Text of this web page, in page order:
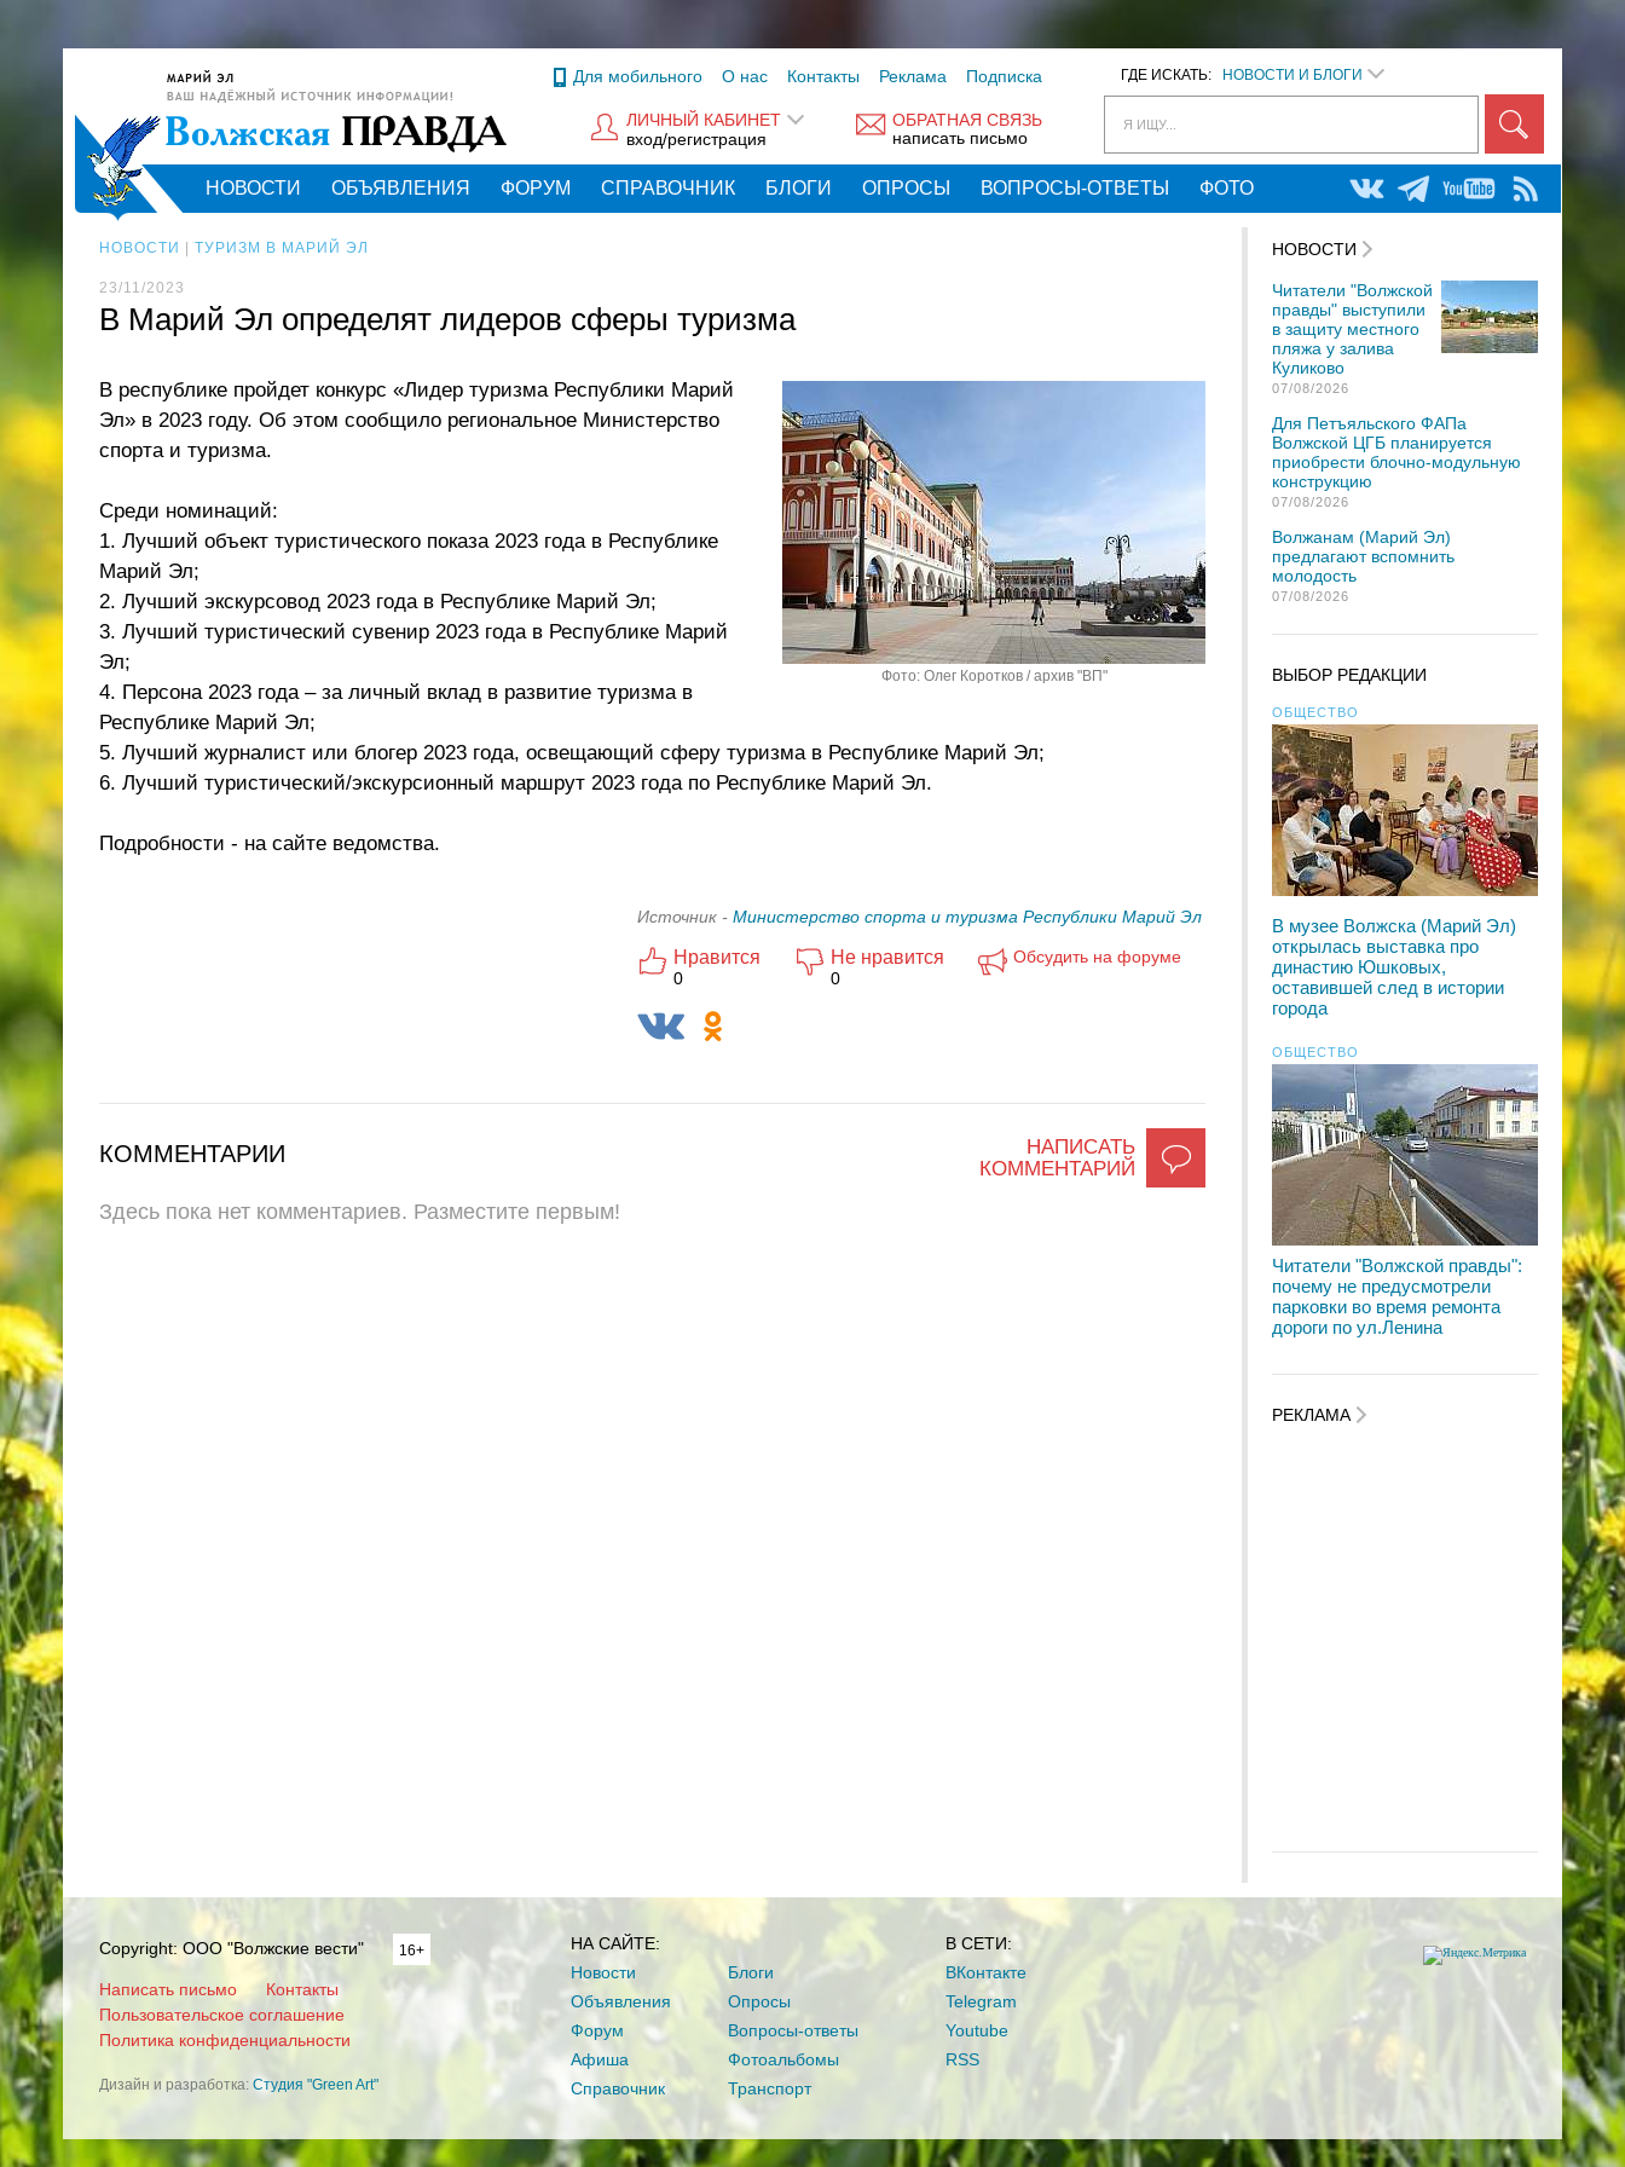
ГДЕ ИСКАТЬ: НОВОСТИ И БЛОГИ
Я ИЩУ...
Для мобильного О нас Контакты Реклама Подписка
ОБРАТНАЯ СВЯЗЬ
написать письмо
ЛИЧНЫЙ КАБИНЕТ
вход/регистрация
НОВОСТИ ОБЪЯВЛЕНИЯ ФОРУМ СПРАВОЧНИК БЛОГИ ОПРОСЫ ВОПРОСЫ-ОТВЕТЫ ФОТО
НОВОСТИ ТУРИЗМ В МАРИЙ ЭЛ
23/11/2023
В Марий Эл определят лидеров сферы туризма
Фото: Олег Коротков / архив "ВП"
В республике пройдет конкурс «Лидер туризма Республики Марий
Эл» в 2023 году. Об этом сообщило региональное Министерство
спорта и туризма.
Среди номинаций:
1. Лучший объект туристического показа 2023 года в Республике
Марий Эл;
2. Лучший экскурсовод 2023 года в Республике Марий Эл;
3. Лучший туристический сувенир 2023 года в Республике Марий
Эл;
4. Персона 2023 года – за личный вклад в развитие туризма в
Республике Марий Эл;
5. Лучший журналист или блогер 2023 года, освещающий сферу туризма в Республике Марий Эл;
6. Лучший туристический/экскурсионный маршрут 2023 года по Республике Марий Эл.
Подробности - на сайте ведомства.
Источник - Министерство спорта и туризма Республики Марий Эл
Нравится
0
Не нравится
0
Обсудить на форуме
НАПИСАТЬ
КОММЕНТАРИЙ
КОММЕНТАРИИ
Здесь пока нет комментариев. Разместите первым!
НОВОСТИ
Читатели "Волжской
правды" выступили
в защиту местного
пляжа у залива
Куликово
07/08/2026
Для Петъяльского ФАПа
Волжской ЦГБ планируется
приобрести блочно-модульную
конструкцию
07/08/2026
Волжанам (Марий Эл)
предлагают вспомнить
молодость
07/08/2026
ВЫБОР РЕДАКЦИИ
ОБЩЕСТВО
В музее Волжска (Марий Эл)
открылась выставка про
династию Юшковых,
оставившей след в истории
города
ОБЩЕСТВО
Читатели "Волжской правды":
почему не предусмотрели
парковки во время ремонта
дороги по ул.Ленина
РЕКЛАМА
Copyright: ООО "Волжские вести" 16+
Написать письмо
Контакты
Пользовательское соглашение
Политика конфиденциальности
Дизайн и разработка: Студия "Green Art"
НА САЙТЕ:
Новости
Объявления
Форум
Афиша
Справочник
Блоги
Опросы
Вопросы-ответы
Фотоальбомы
Транспорт
В СЕТИ:
ВКонтакте
Telegram
Youtube
RSS